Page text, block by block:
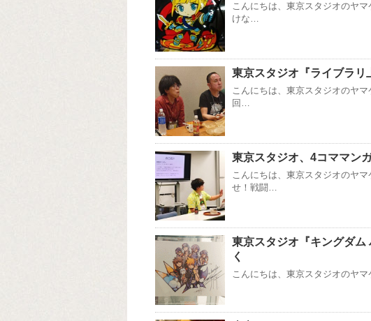
こんにちは、東京スタジオのヤ
けな…
東京スタジオ『ライブラリ
こんにちは、東京スタジオのヤ
回…
東京スタジオ、4コママン
こんにちは、東京スタジオのヤ
せ！戦闘…
東京スタジオ『キングダ
く
こんにちは、東京スタジオのヤ